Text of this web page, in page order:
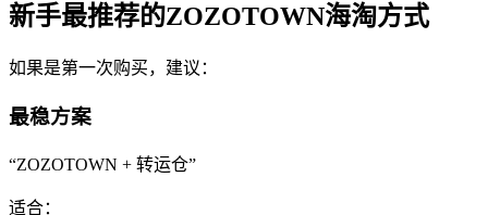
新手最推荐的ZOZOTOWN海淘方式
如果是第一次购买，建议：
最稳方案
“ZOZOTOWN + 转运仓”
适合：